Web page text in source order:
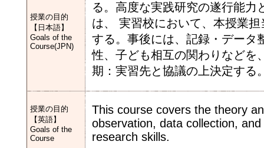
授業の目的
【日本語】
Goals of the
Course(JPN)
る。高度な実践研究の遂行能力
は、 実習校において、本授業
する。事後には、記録・データ
性、子ども相互の関わりなどを
期：実習先と協議の上決定する
授業の目的
【英語】
Goals of the
Course
This course covers the theory
observation, data collection,
research skills.